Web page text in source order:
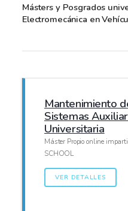
Másters y Posgrados
Electromecánica en
Mantenimiento
Sistemas
Universitaria
Máster Propio online
SCHOOL
VER DETALLES